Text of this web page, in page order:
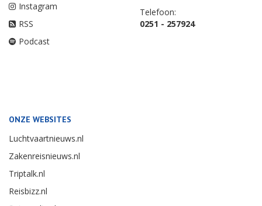
Instagram
RSS
Podcast
Telefoon:
0251 - 257924
ONZE WEBSITES
Luchtvaartnieuws.nl
Zakenreisnieuws.nl
Triptalk.nl
Reisbizz.nl